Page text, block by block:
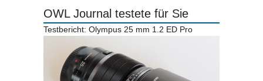
OWL Journal testete für Sie
Testbericht: Olympus 25 mm 1.2 ED Pro